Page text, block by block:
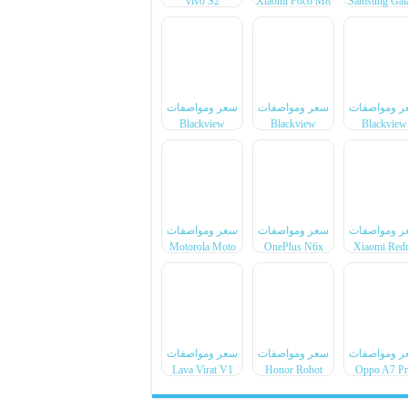
ومواصفات
Blackview
سعر ومواصفات
Blackview
سعر ومواصفات
Blackview
ومواصفات
Xiaomi
سعر ومواصفات
OnePlus N6x
سعر ومواصفات
Motorola Moto
ومواصفات
Oppo A7
سعر ومواصفات
Honor Robot
سعر ومواصفات
Lava Virat V1